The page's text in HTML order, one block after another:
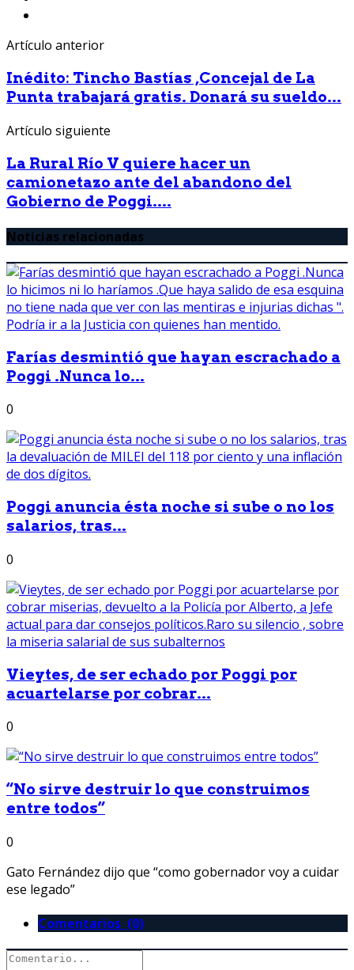
Artículo anterior
Inédito: Tincho Bastías ,Concejal de La
Punta trabajará gratis. Donará su sueldo...
Artículo siguiente
La Rural Río V quiere hacer un
camionetazo ante del abandono del
Gobierno de Poggi....
Noticias relacionadas
Farías desmintió que hayan escrachado a
Poggi .Nunca lo...
0
Poggi anuncia ésta noche si sube o no los
salarios, tras...
0
Vieytes, de ser echado por Poggi por
acuartelarse por cobrar...
0
“No sirve destruir lo que construimos
entre todos”
0
Gato Fernández dijo que “como gobernador voy a cuidar
ese legado”
Comentarios (0)